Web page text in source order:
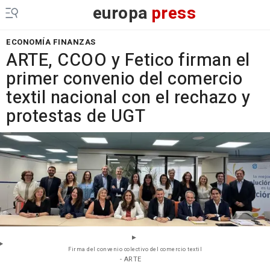
europa press
ECONOMÍA FINANZAS
ARTE, CCOO y Fetico firman el
primer convenio del comercio
textil nacional con el rechazo y
protestas de UGT
Firma del convenio colectivo del comercio textil
- ARTE